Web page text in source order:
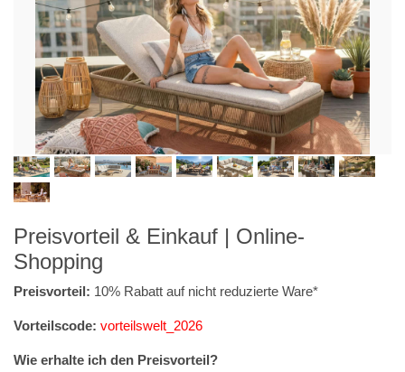
Preisvorteil & Einkauf | Online-
Shopping
Preisvorteil: 10% Rabatt auf nicht reduzierte Ware*
Vorteilscode: vorteilswelt_2026
Wie erhalte ich den Preisvorteil?